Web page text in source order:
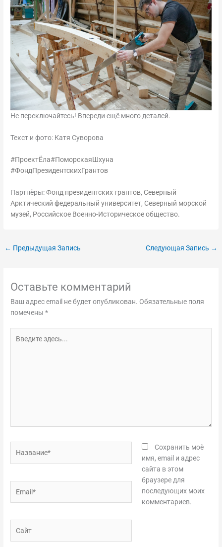
Не переключайтесь! Впереди ещё много деталей.
Текст и фото: Катя Суворова
#ПроектЁла#ПоморскаяШхуна
#ФондПрезидентскихГрантов
Партнёры:Фонд президентских грантов, Северный
Арктический федеральный университет, Северный морской
музей, Российское Военно-Историческое общество.
← Предыдущая Запись Следующая Запись →
Оставьте комментарий
Ваш адрес email не будет опубликован. Обязательные поля
помечены*
здесь...
Сохранить моё
имя, email и адрес
сайта в этом
браузере для
последующих моих
комментариев.